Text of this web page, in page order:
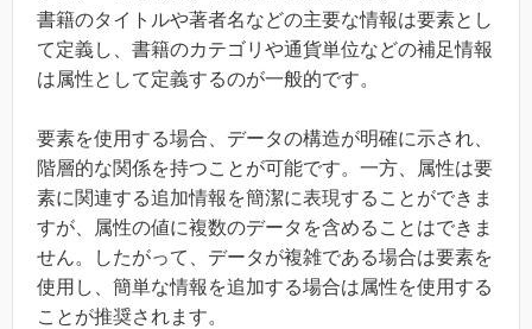
書籍のタイトルや著者名などの主要な情報は要素とし
て定義し、書籍のカテゴリや通貨単位などの補足情報
は属性として定義するのが一般的です。
要素を使用する場合、データの構造が明確に示され、
階層的な関係を持つことが可能です。一方、属性は要
素に関連する追加情報を簡潔に表現することができま
すが、属性の値に複数のデータを含めることはできま
せん。したがって、データが複雑である場合は要素を
使用し、簡単な情報を追加する場合は属性を使用する
ことが推奨されます。